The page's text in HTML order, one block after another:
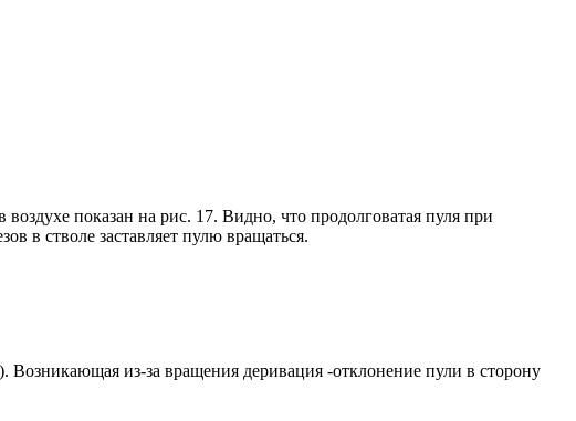
показан на рис. 17. Видно, что продолговатая пуля при
в стволе заставляет пулю вращаться.
Возникающая из-за вращения деривация -отклонение пули в сторону